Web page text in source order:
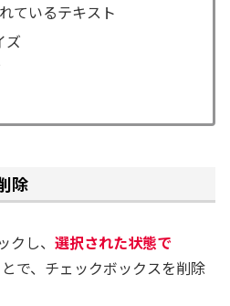
ているテキスト
ズ
除
し、 選択された状態で
とで、チェックボックスを削除